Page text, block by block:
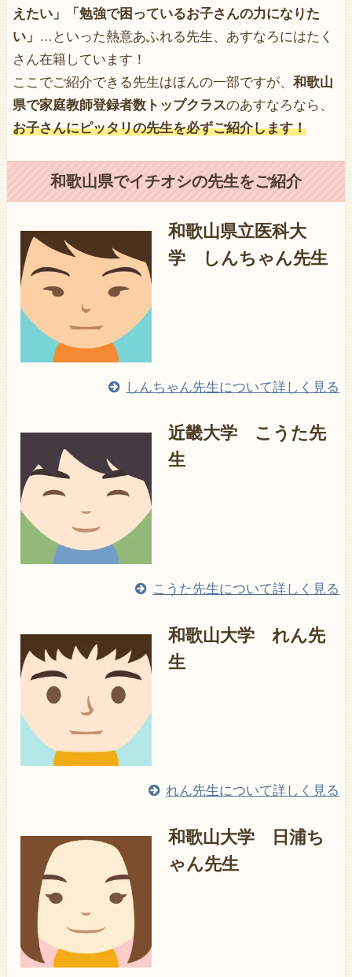
えたい」「勉強で困っているお子さんの力になりた
い」 …といった熱意あふれる先生、あすなろにはたく
さん在籍しています！
ここでご紹介できる先生はほんの一部ですが、 和歌山
県で家庭教師登録者数トップクラスのあすなろなら、
お子さんにピッタリの先生を必ずご紹介します！
和歌山県でイチオシの先生をご紹介
和歌山県立医科大
学 しんちゃん先生
しんちゃん先生について詳しく見る
近畿大学 こうた先
生
こうた先生について詳しく見る
和歌山大学 れん先
生
れん先生について詳しく見る
和歌山大学 日浦ち
ゃん先生